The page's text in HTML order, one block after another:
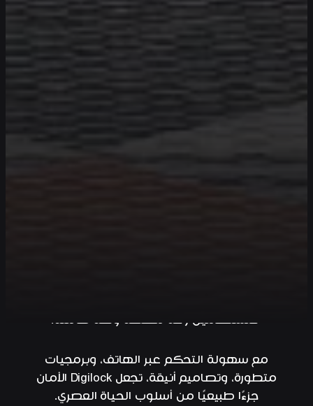
المستخدمين راحة مطلقة وثقة كاملة.
مع سهولة التحكم عبر الهاتف، وبرمجيات
متطورة، وتصاميم أنيقة، تجعل Digilock الأمان
جزءًا طبيعيًا من أسلوب الحياة العصري.